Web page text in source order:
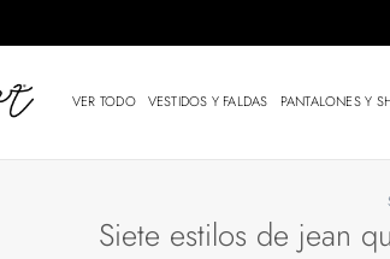
VER TODO VESTIDOS Y FALDAS PANTALONES Y
Siete estilos de jean